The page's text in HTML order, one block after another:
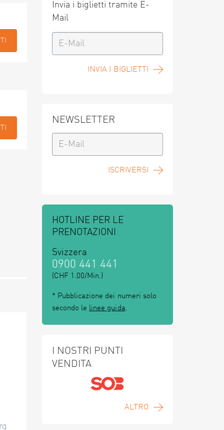
Invia i biglietti tramite E-
Mail
INVIA I BIGLIETTI
NEWSLETTER
ISCRIVERSI
HOTLINE PER LE
PRENOTAZIONI
Svizzera
0900 441 441
(CHF 1.00/Min.)
* Pubblicazione dei numeri solo
secondo le linee guida.
I NOSTRI PUNTI
VENDITA
ALTRO